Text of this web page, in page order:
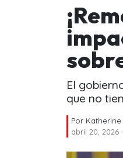
El
que no
Por Katherine
abril 20, 2026